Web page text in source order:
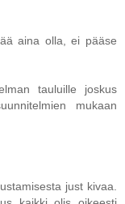
aina olla, ei pääse
tauluille joskus
mukaan
just kivaa.